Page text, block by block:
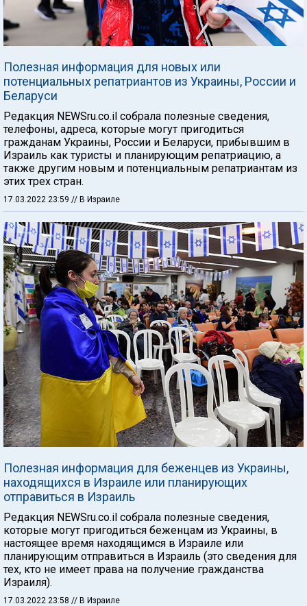
Полезная информация для новых или
потенциальных репатриантов из Украины, России и
Беларуси
Редакция NEWSru.co.il собрала полезные сведения,
телефоны, адреса, которые могут пригодиться
гражданам Украины, России и Беларуси, прибывшим в
Израиль как туристы и планирующим репатриацию, а
также другим новым и потенциальным репатриантам из
этих трех стран.
17.03.2022 23:59 // В Израиле
Полезная информация для беженцев из Украины,
находящихся в Израиле или планирующих
отправиться в Израиль
Редакция NEWSru.co.il собрала полезные сведения,
которые могут пригодиться беженцам из Украины, в
настоящее время находящимся в Израиле или
планирующим отправиться в Израиль (это сведения для
тех, кто не имеет права на получение гражданства
Израиля).
17.03.2022 23:58 // В Израиле